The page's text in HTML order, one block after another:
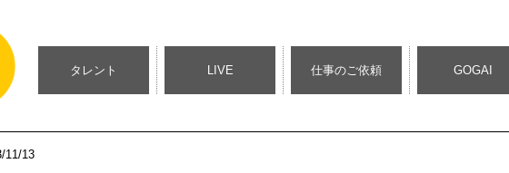
タレント LIVE 仕事のご依頼 GOGAI
11/13